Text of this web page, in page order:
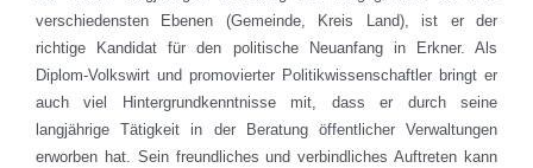
verschiedensten Ebenen (Gemeinde, Kreis Land), ist er der
richtige Kandidat für den politische Neuanfang in Erkner. Als
Diplom-Volkswirt und promovierter Politikwissenschaftler bringt er
auch viel Hintergrundkenntnisse mit, dass er durch seine
langjährige Tätigkeit in der Beratung öffentlicher Verwaltungen
erworben hat. Sein freundliches und verbindliches Auftreten kann